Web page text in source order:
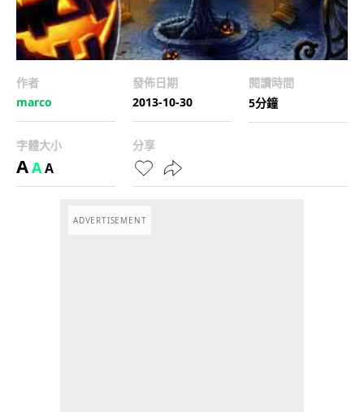
作者
marco
發佈日期
2013-10-30
閱讀時間
5分鐘
字體大小
AAA
分享
ADVERTISEMENT